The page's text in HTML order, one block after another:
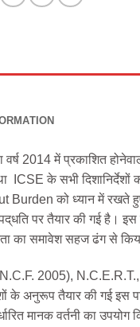
वर्ष 2014 में प्रकाशित
के सभी दिशानिर्देशों
Burden को ध्यान में रखते
पर तैयार की गई है। इस
का समावेश सहज ढंग से
‌(N.C.F. 2005),
के अनुरूप तैयार की गई इस
मानक वर्तनी का उपयोग